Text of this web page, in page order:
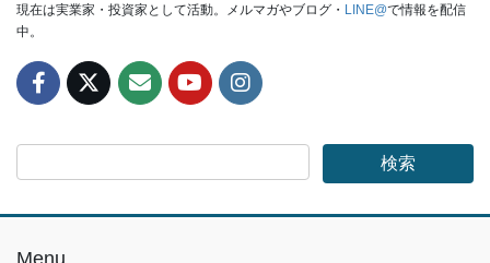
現在は実業家・投資家として活動。メルマガやブログ・ LINE@で情報を配信
中。
Menu